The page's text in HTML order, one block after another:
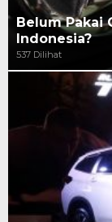
Belum Pakai
Indonesia?
537 Dilihat